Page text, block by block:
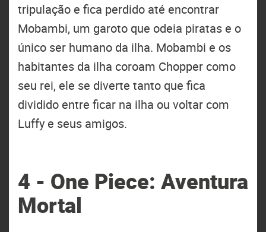
tripulação e fica perdido até encontrar
Mobambi, um garoto que odeia piratas e o
único ser humano da ilha. Mobambi e os
habitantes da ilha coroam Chopper como
seu rei, ele se diverte tanto que fica
dividido entre ficar na ilha ou voltar com
Luffy e seus amigos.
4 - One Piece: Aventura
Mortal